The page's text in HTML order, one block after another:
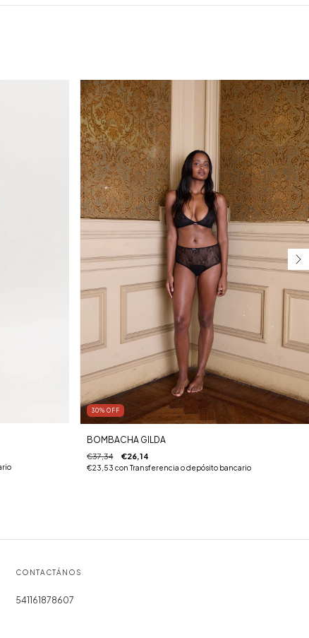
30%OFF
BOMBACHA GILDA
€37,34 €26,14
€23,53con Transferencia o depósito bancario
CONTACTÁNOS
541161878607